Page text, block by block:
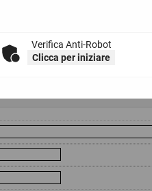
Verifica Anti-Robot
Clicca per iniziare
previsti dalla normativa dei contratti.
"Visualizza Scheda".